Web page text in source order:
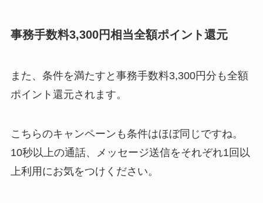
事務手数料3,300円相当全額ポイント還元
また、条件を満たすと事務手数料3,300円分も全額
ポイント還元されます。
こちらのキャンペーンも条件はほぼ同じですね。
10秒以上の通話、メッセージ送信をそれぞれ1回以
上利用にお気をつけください。